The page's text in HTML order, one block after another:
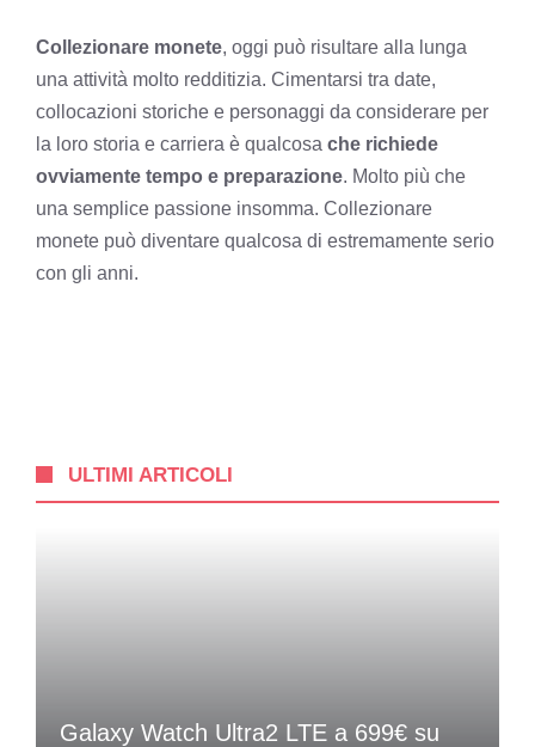
Collezionare monete, oggi può risultare alla lunga
una attività molto redditizia. Cimentarsi tra date,
collocazioni storiche e personaggi da considerare per
la loro storia e carriera è qualcosa che richiede
ovviamente tempo e preparazione. Molto più che
una semplice passione insomma. Collezionare
monete può diventare qualcosa di estremamente serio
con gli anni.
ULTIMI ARTICOLI
Galaxy Watch Ultra2 LTE a 699€ su